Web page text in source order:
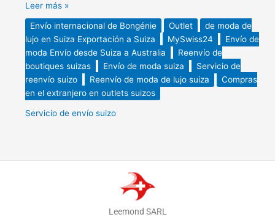
Leer más »
Envío internacional de Bongénie Outlet
de moda de
lujo en Suiza Exportación a Suiza
MySwiss24
Envío de
moda Envío desde Suiza a Australia
Reenvío de
boutiques suizas
Envío de moda suiza
Servicio de
reenvío suizo
Reenvío de moda de lujo suiza
Compras
en el extranjero en outlets suizos
Servicio de envío suizo
Leemond SARL